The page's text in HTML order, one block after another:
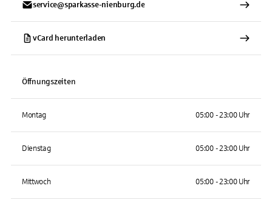
service@sparkasse-nienburg.de
vCard herunterladen
Öffnungszeiten
Montag 05:00 - 23:00 Uhr
Dienstag 05:00 - 23:00 Uhr
Mittwoch 05:00 - 23:00 Uhr